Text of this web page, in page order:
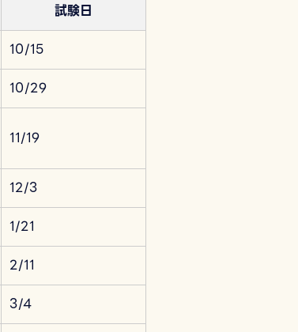
試験日
10/15
10/29
11/19
12/3
1/21
2/11
3/4